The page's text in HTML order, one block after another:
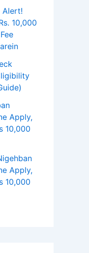
Alert!
10,000
Apply,
10,000
Apply,
10,000